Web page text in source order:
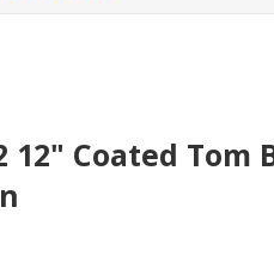
12" Coated Tom